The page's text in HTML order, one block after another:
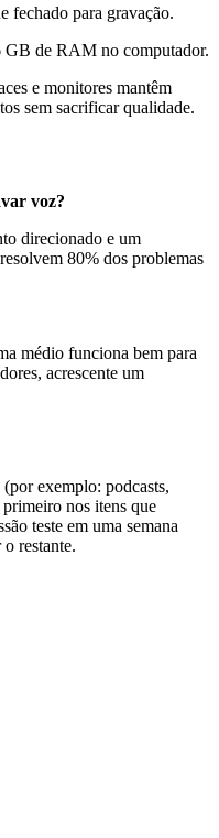
fechado para gravação.
GB de RAM no computador.
e monitores mantêm
sem sacrificar qualidade.
voz?
direcionado e um
80% dos problemas
médio funciona bem para
acrescente um
exemplo: podcasts,
nos itens que
teste em uma semana
restante.